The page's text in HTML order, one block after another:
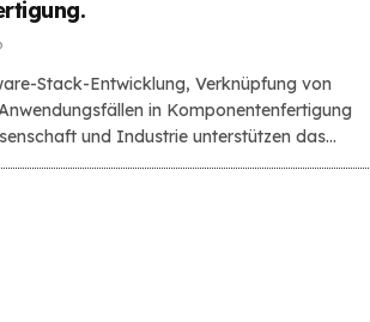
Stack-Entwicklung, Verknüpfung von
in Komponentenfertigung
und Industrie unterstützen das…